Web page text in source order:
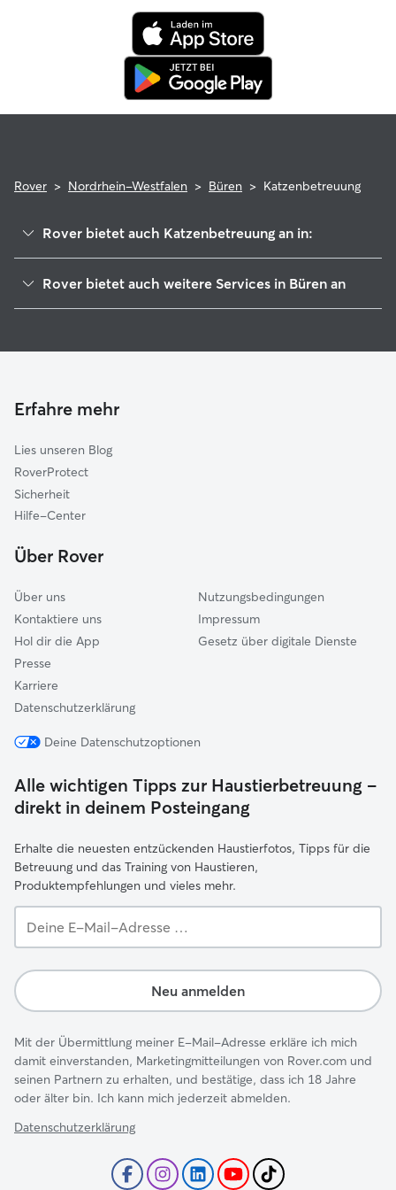
tierärztliche Behandlungen erstattet.
Rover > Nordrhein-Westfalen > Büren > Katzenbetreuung
Rover bietet auch Katzenbetreuung an in:
Erwitte
Warstein
Meerhof
Paderborn
Delbrück
Westheim
Rover bietet auch weitere Services in Büren an
Erfahre mehr
Lies unseren Blog
RoverProtect
Sicherheit
Hilfe-Center
Über Rover
Über uns
Kontaktiere uns
Hol dir die App
Presse
Karriere
Datenschutzerklärung
Nutzungsbedingungen
Impressum
Gesetz über digitale Dienste
Deine Datenschutzoptionen
Alle wichtigen Tipps zur Haustierbetreuung –
direkt in deinem Posteingang
Erhalte die neuesten entzückenden Haustierfotos, Tipps für die
Betreuung und das Training von Haustieren,
Produktempfehlungen und vieles mehr.
E-
Adresse …
Neu anmelden
Mit der Übermittlung meiner E-Mail-Adresse erkläre ich mich
damit einverstanden, Marketingmitteilungen von Rover.com und
seinen Partnern zu erhalten, und bestätige, dass ich 18 Jahre
oder älter bin. Ich kann mich jederzeit abmelden.
Datenschutzerklärung